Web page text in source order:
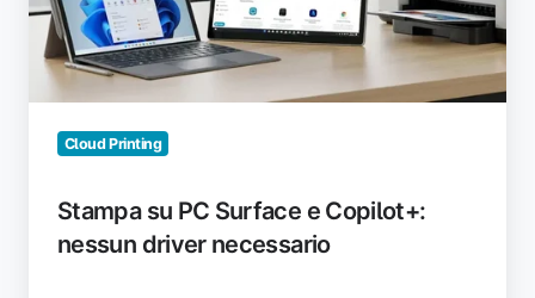
Copilot+:
nessun
driver
necessario
Cloud Printing
Stampa su PC Surface e Copilot+:
nessun driver necessario